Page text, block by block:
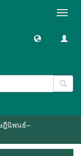
ฎีนิพนธ์–